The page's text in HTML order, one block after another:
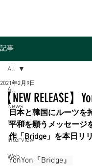
記事
All
News
New Release
Interview
Web
All
【NEW RELEASE】
2021年2月9日
日本と韓国にルーツを
平和を願うメッセージ
作「Bridge」を本日リリ
YonYon 『Bridge』